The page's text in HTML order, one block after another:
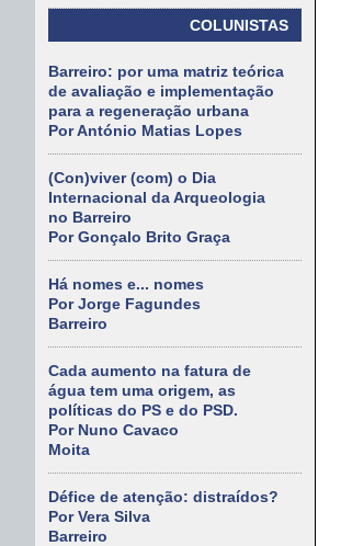
COLUNISTAS
Barreiro: por uma matriz teórica
de avaliação e implementação
para a regeneração urbana
Por António Matias Lopes
(Con)viver (com) o Dia
Internacional da Arqueologia
no Barreiro
Por Gonçalo Brito Graça
Há nomes e... nomes
Por Jorge Fagundes
Barreiro
Cada aumento na fatura de
água tem uma origem, as
políticas do PS e do PSD.
Por Nuno Cavaco
Moita
Défice de atenção: distraídos?
Por Vera Silva
Barreiro